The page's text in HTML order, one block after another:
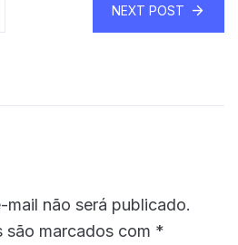
NEXT POST
mail não será publicado.
são marcados com *